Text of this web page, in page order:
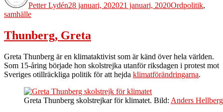
Petter Lydén28 januari, 202021 januari, 2020Ordpolitik,
samhälle
Thunberg, Greta
Greta Thunberg är en klimataktivist som är känd över hela världen.
Som 15-åring började hon skolstrejka utanför riksdagen i protest mot
Sveriges otillräckliga politik för att hejda klimatförändringarna.
Greta Thunberg skolstrejkar för klimatet. Bild: Anders Hellberg